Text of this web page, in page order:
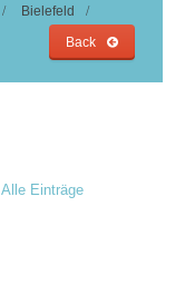
Bielefeld
Back
Alle Einträge